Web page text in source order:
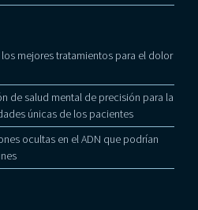
mejores tratamientos para el dolor
de salud mental de precisión para la
únicas de los pacientes
ocultas en el ADN que podrían